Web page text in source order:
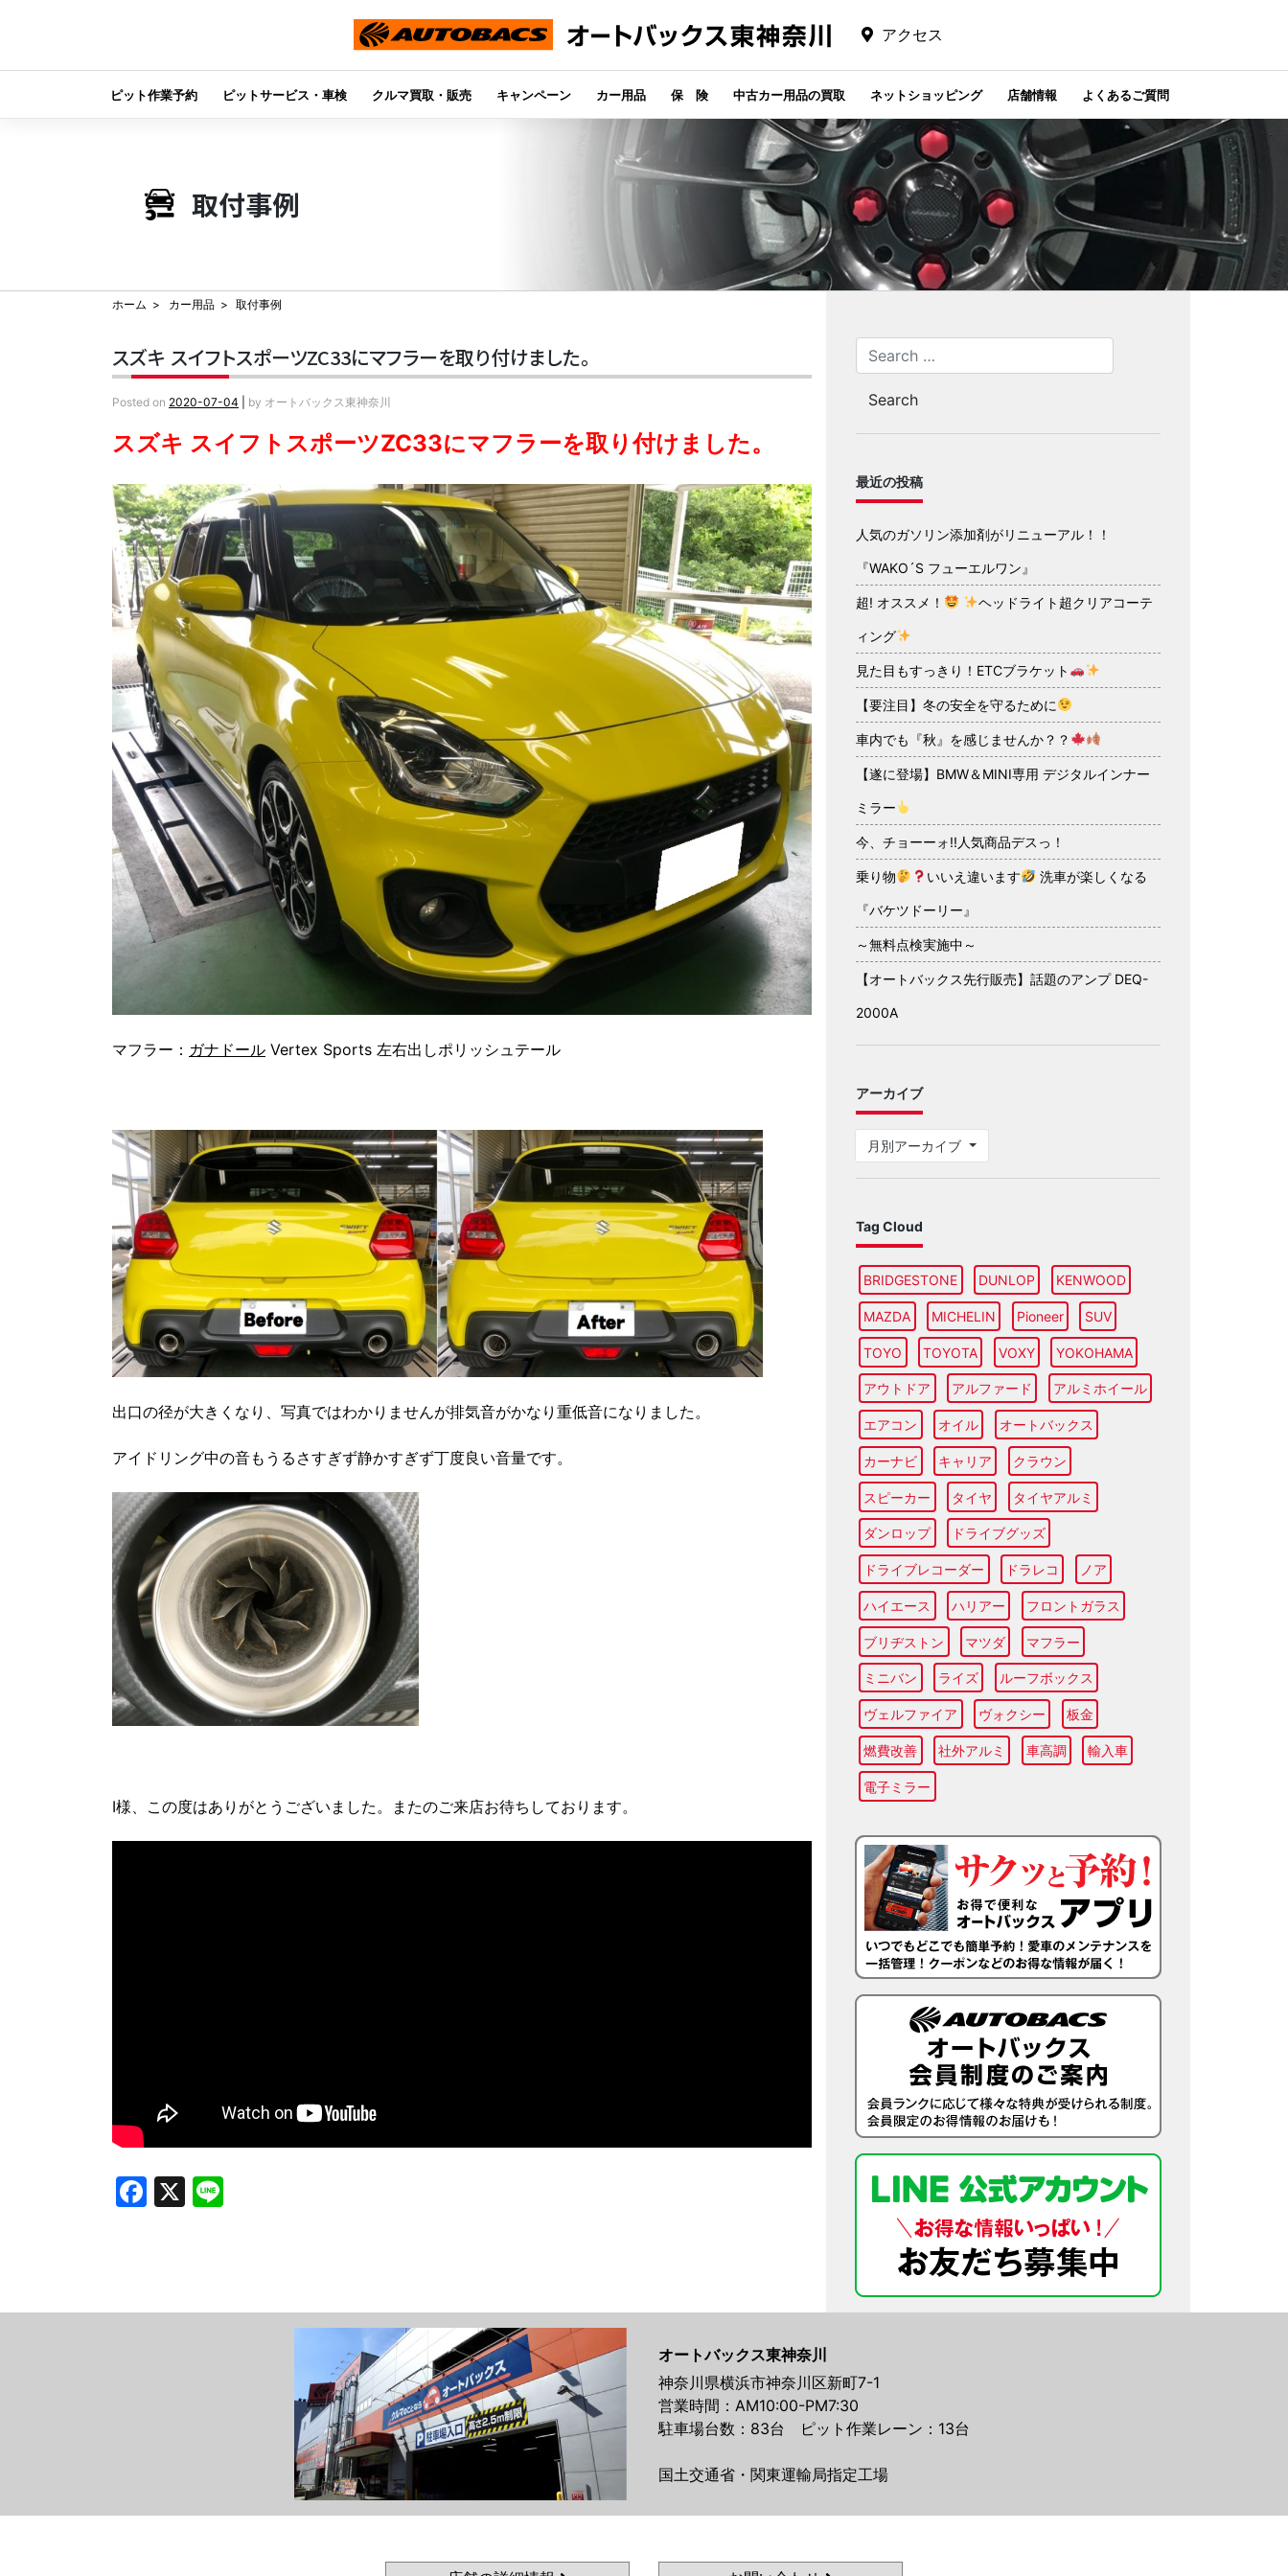
アクセス
ピット作業予約 ピットサービス・車検 クルマ買取・販売 キャンペーン カー用品 保 険 中古カー用品の買取 ネットショッピング 店舗情報 よくあるご質問
取付事例
ホーム カー用品 取付事例
スズキ スイフトスポーツZC33にマフラーを取り付けました。
Posted on 2020-07-04 by オートバックス東神奈川
スズキ スイフトスポーツZC33にマフラーを取り付けました。
マフラー： ガナドール Vertex Sports 左右出しポリッシュテール
出口の径が大きくなり、写真ではわかりませんが排気音がかなり重低音になりました。
アイドリング中の音もうるさすぎず静かすぎず丁度良い音量です。
I様、この度はありがとうございました。またのご来店お待ちしております。
Facebook
X
最近の投稿
人気のガソリン添加剤がリニューアル！！
『WAKO´S フューエルワン』
超! オススメ！ ヘッドライト超クリアコーテ
ィング
見た目もすっきり！ETCブラケット
【要注目】冬の安全を守るために
車内でも『秋』を感じませんか？？
【遂に登場】BMW＆MINI専用 デジタルインナー
ミラー
今、チョーーォ!!人気商品デスっ！
乗り物 いいえ違います 洗車が楽しくなる
『バケツドーリー』
～無料点検実施中～
【オートバックス先行販売】話題のアンプ DEQ-
2000A
アーカイブ
月別アーカイブ
Tag Cloud
BRIDGESTONE DUNLOP KENWOOD
MAZDA MICHELIN Pioneer SUV
TOYO TOYOTA VOXY YOKOHAMA
アウトドア アルファード アルミホイール
エアコン オイル オートバックス
カーナビ キャリア クラウン
スピーカー タイヤ タイヤアルミ
ダンロップ ドライブグッズ
ドライブレコーダー ドラレコ ノア
ハイエース ハリアー フロントガラス
ブリヂストン マツダ マフラー
ミニバン ライズ ルーフボックス
ヴェルファイア ヴォクシー 板金
燃費改善 社外アルミ 車高調 輸入車
電子ミラー
オートバックス東神奈川
神奈川県横浜市神奈川区新町7-1
営業時間：AM10:00-PM7:30
駐車場台数：83台 ピット作業レーン：13台
国土交通省・関東運輸局指定工場